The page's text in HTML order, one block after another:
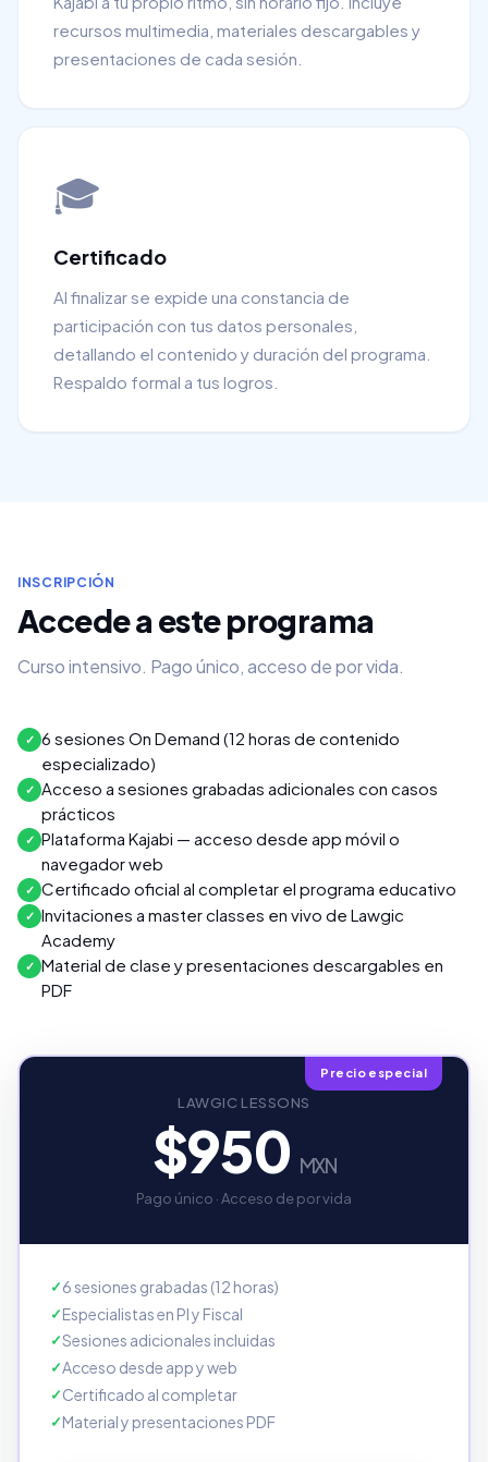
recursos multimedia, materiales descargables y
presentaciones de cada sesión.
🎓
Certificado
Al finalizar se expide una constancia de
participación con tus datos personales,
detallando el contenido y duración del programa.
Respaldo formal a tus logros.
INSCRIPCIÓN
Accede a este programa
Curso intensivo. Pago único, acceso de por vida.
✓ 6 sesiones On Demand (12 horas de contenido
especializado)
✓
Acceso a sesiones grabadas adicionales con casos
prácticos
✓ Plataforma Kajabi — acceso desde app móvil o
navegador web
✓ Certificado oficial al completar el programa educativo
✓ Invitaciones a master classes en vivo de Lawgic
Academy
✓ Material de clase y presentaciones descargables en
PDF
Precio especial
LAWGIC LESSONS
$950 MXN
Pago único · Acceso de por vida
6 sesiones grabadas (12 horas)
Especialistas en PI y Fiscal
Sesiones adicionales incluidas
Acceso desde app y web
Certificado al completar
Material y presentaciones PDF